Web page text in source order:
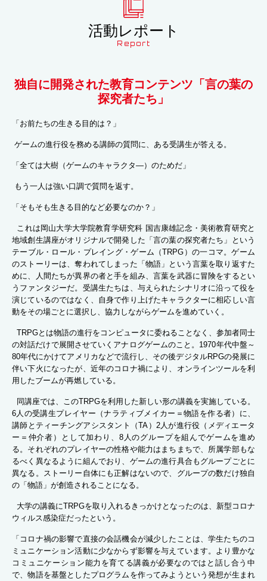
活動レポート
Report
独自に開発された教育コンテンツ「言の葉の
探究者たち」
「お前たちの生きる目的は？」
ゲームの進行役を務める講師の質問に、ある受講生が答える。
「全ては大樹（ゲームのキャラクタ―）のためだ」
もう一人は強い口調で質問を返す。
「そもそも生きる目的など必要なのか？」
これは岡山大学大学院教育学研究科 国吉康雄記念・美術教育研究と
地域創生講座がオリジナルで開発した「言の葉の探究者たち」という
テーブル・ロール・プレイング・ゲーム（TRPG）の一コマ。ゲーム
のストーリーは、奪われてしまった「物語」という言葉を取り返すた
めに、人間たちが異界の者と手を組み、言葉を武器に冒険をするとい
うファンタジーだ。受講生たちは、与えられたシナリオに沿って役を
演じているのではなく、自身で作り上げたキャラクターに相応しい言
動をその場ごとに選択し、協力しながらゲームを進めていく。
TRPGとは物語の進行をコンピュータに委ねることなく、参加者同士
の対話だけで展開させていくアナログゲームのこと。1970年代中盤～
80年代にかけてアメリカなどで流行し、その後デジタルRPGの発展に
伴い下火になったが、近年のコロナ禍により、オンラインツールを利
用したブームが再燃している。
同講座では、このTRPGを利用した新しい形の講義を実施している。
6人の受講生プレイヤー（ナラティブメイカー＝物語を作る者）に、
講師とティーチングアシスタント（TA）2人が進行役（メディエータ
ー＝仲介者）として加わり、8人のグループを組んでゲームを進め
る。それぞれのプレイヤーの性格や能力はまちまちで、所属学部もな
るべく異なるように組んでおり、ゲームの進行具合もグループごとに
異なる。ストーリー自体にも正解はないので、グループの数だけ独自
の「物語」が創造されることになる。
大学の講義にTRPGを取り入れるきっかけとなったのは、新型コロナ
ウィルス感染症だったという。
「コロナ禍の影響で直接の会話機会が減少したことは、学生たちのコ
ミュニケーション活動に少なからず影響を与えています。より豊かな
コミュニケーション能力を育てる講義が必要なのではと話し合う中
で、物語を基盤としたプログラムを作ってみようという発想が生まれ